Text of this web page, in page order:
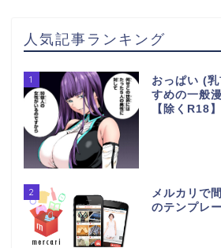
人気記事ランキング
1
おっぱい (
すめの一般
【除くR18】
2
メルカリで
のテンプレ